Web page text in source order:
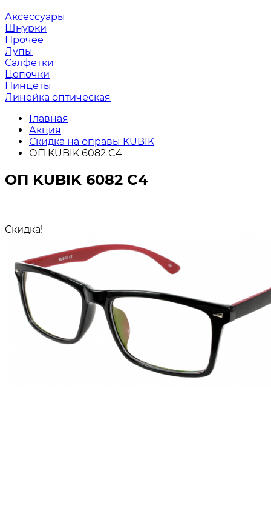
Аксессуары
Шнурки
Прочее
Лупы
Салфетки
Цепочки
Пинцеты
Линейка оптическая
Главная
Акция
Скидка на оправы KUBIK
ОП KUBIK 6082 C4
ОП KUBIK 6082 C4
Скидка!